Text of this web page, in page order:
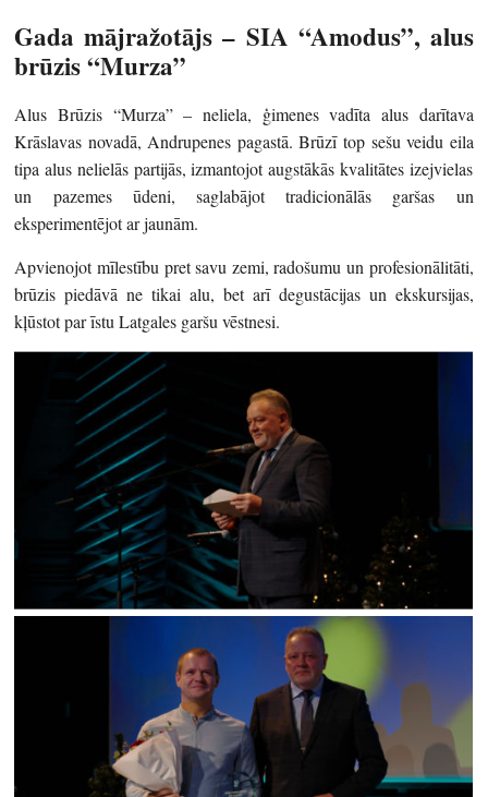
Gada mājražotājs – SIA “Amodus”, alus
brūzis “Murza”
Alus Brūzis “Murza” – neliela, ģimenes vadīta alus darītava
Krāslavas novadā, Andrupenes pagastā. Brūzī top sešu veidu eila
tipa alus nelielās partijās, izmantojot augstākās kvalitātes izejvielas
un pazemes ūdeni, saglabājot tradicionālās garšas un
eksperimentējot ar jaunām.
Apvienojot mīlestību pret savu zemi, radošumu un profesionālitāti,
brūzis piedāvā ne tikai alu, bet arī degustācijas un ekskursijas,
kļūstot par īstu Latgales garšu vēstnesi.